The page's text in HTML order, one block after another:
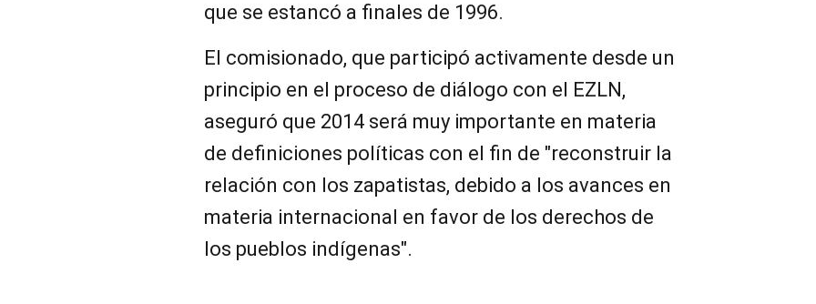
que se estancó a finales de 1996.
El comisionado, que participó activamente desde un
principio en el proceso de diálogo con el EZLN,
aseguró que 2014 será muy importante en materia
de definiciones políticas con el fin de "reconstruir la
relación con los zapatistas, debido a los avances en
materia internacional en favor de los derechos de
los pueblos indígenas".